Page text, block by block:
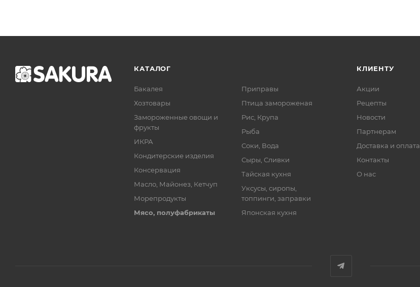
КАТАЛОГ
Бакалея
Хозтовары
Замороженные овощи и
фрукты
ИКРА
Кондитерские изделия
Консервация
Масло, Майонез, Кетчуп
Морепродукты
Мясо, полуфабрикаты
Приправы
Птица замороженая
Рис, Крупа
Рыба
Соки, Вода
Сыры, Сливки
Тайская кухня
Уксусы, сиропы,
топпинги, заправки
Японская кухня
КЛИЕНТУ
Акции
Рецепты
Новости
Партнерам
Доставка и оплата
Контакты
О нас